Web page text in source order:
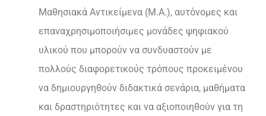
Μαθησιακά Αντικείμενα (Μ.Α.), αυτόνομες και
επαναχρησιμοποιήσιμες μονάδες ψηφιακού
υλικού που μπορούν να συνδυαστούν με
πολλούς διαφορετικούς τρόπους προκειμένου
να δημιουργηθούν διδακτικά σενάρια, μαθήματα
και δραστηριότητες και να αξιοποιηθούν για τη